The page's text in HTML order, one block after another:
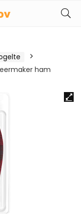
ham